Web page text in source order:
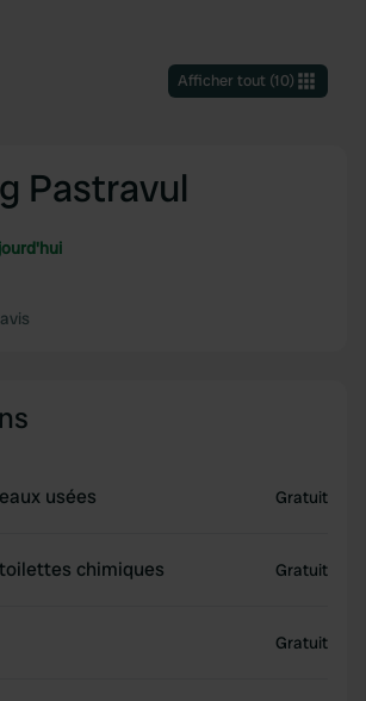
Afficher tout(10)
Pastravul
usées Gratuit
chimiques Gratuit
Gratuit